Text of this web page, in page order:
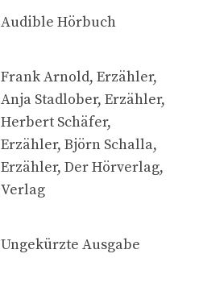
Audible Hörbuch
Frank Arnold, Erzähler,
Anja Stadlober, Erzähler,
Herbert Schäfer,
Erzähler, Björn Schalla,
Erzähler, Der Hörverlag,
Verlag
Ungekürzte Ausgabe